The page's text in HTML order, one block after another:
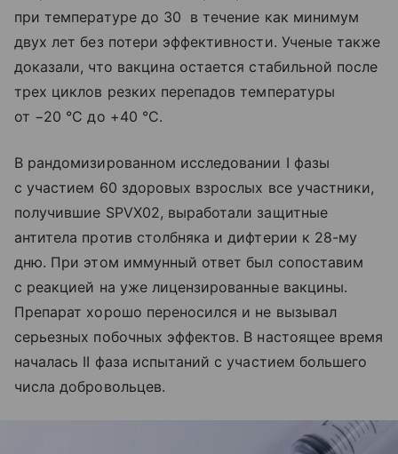
при температуре до 30 в течение как минимум
двух лет без потери эффективности. Ученые также
доказали, что вакцина остается стабильной после
трех циклов резких перепадов температуры
от −20 °C до +40 °C.
В рандомизированном исследовании I фазы
с участием 60 здоровых взрослых все участники,
получившие SPVX02, выработали защитные
антитела против столбняка и дифтерии к 28-му
дню. При этом иммунный ответ был сопоставим
с реакцией на уже лицензированные вакцины.
Препарат хорошо переносился и не вызывал
серьезных побочных эффектов. В настоящее время
началась II фаза испытаний с участием большего
числа добровольцев.